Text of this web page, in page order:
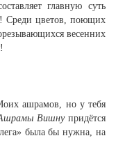
главную суть
Среди цветов, поющих
весенних
ашрамов, но у тебя
Вишнупридётся
была бы нужна, на